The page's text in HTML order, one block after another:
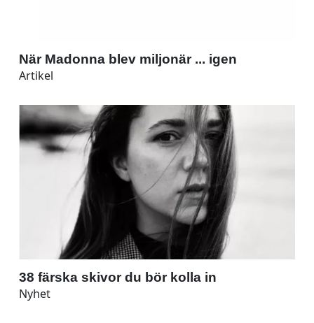
När Madonna blev miljonär ... igen
Artikel
38 färska skivor du bör kolla in
Nyhet